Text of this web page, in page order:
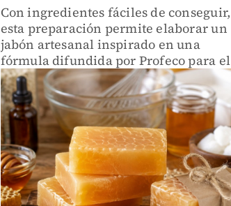
Con ingredientes fáciles de conseguir,
esta preparación permite elaborar un
jabón artesanal inspirado en una
fórmula difundida por Profeco para el
cuidado diario de la piel.